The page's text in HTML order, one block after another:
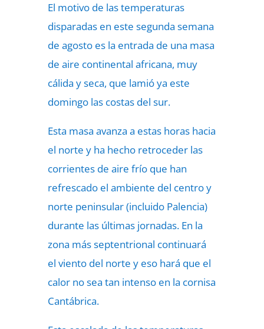
El motivo de las temperaturas
disparadas en este segunda semana
de agosto es la entrada de una masa
de aire continental africana, muy
cálida y seca, que lamió ya este
domingo las costas del sur.
Esta masa avanza a estas horas hacia
el norte y ha hecho retroceder las
corrientes de aire frío que han
refrescado el ambiente del centro y
norte peninsular (incluido Palencia)
durante las últimas jornadas. En la
zona más septentrional continuará
el viento del norte y eso hará que el
calor no sea tan intenso en la cornisa
Cantábrica.